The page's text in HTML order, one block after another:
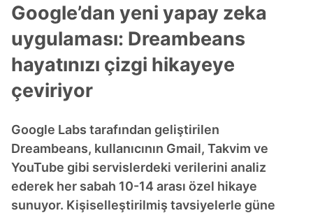
Google’dan yeni yapay zeka
uygulaması: Dreambeans
hayatınızı çizgi hikayeye
çeviriyor
Google Labs tarafından geliştirilen
Dreambeans, kullanıcının Gmail, Takvim ve
YouTube gibi servislerdeki verilerini analiz
ederek her sabah 10-14 arası özel hikaye
sunuyor. Kişiselleştirilmiş tavsiyelerle güne